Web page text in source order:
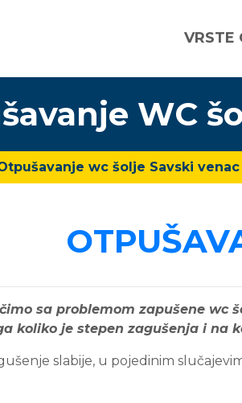
VRSTE
WC
wc šolje Savski venac
sa problemom zapušene wc
koliko je stepen zagušenja i na
slabije, u pojedinim